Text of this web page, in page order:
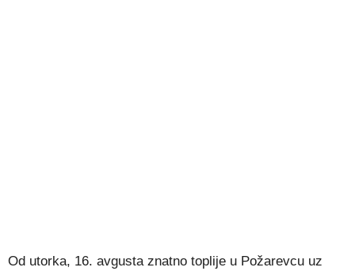
Od utorka, 16. avgusta znatno toplije u Požarevcu uz